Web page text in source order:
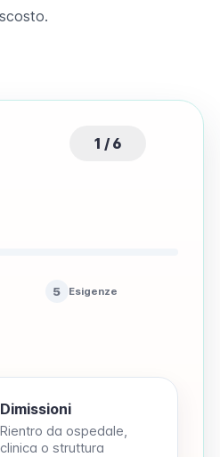
1 / 6
5 Esigenze
Dimissioni
Rientro da ospedale,
clinica o struttura